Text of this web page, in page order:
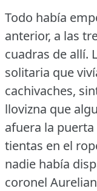
Todo había
anterior, a las
cuadras de allí.
solitaria que
cachivaches,
llovizna que
afuera la puerta
tientas en el
nadie había
coronel